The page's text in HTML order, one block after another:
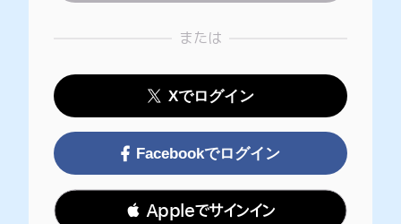
または
Xでログイン
Facebookでログイン
 Appleでサインイン